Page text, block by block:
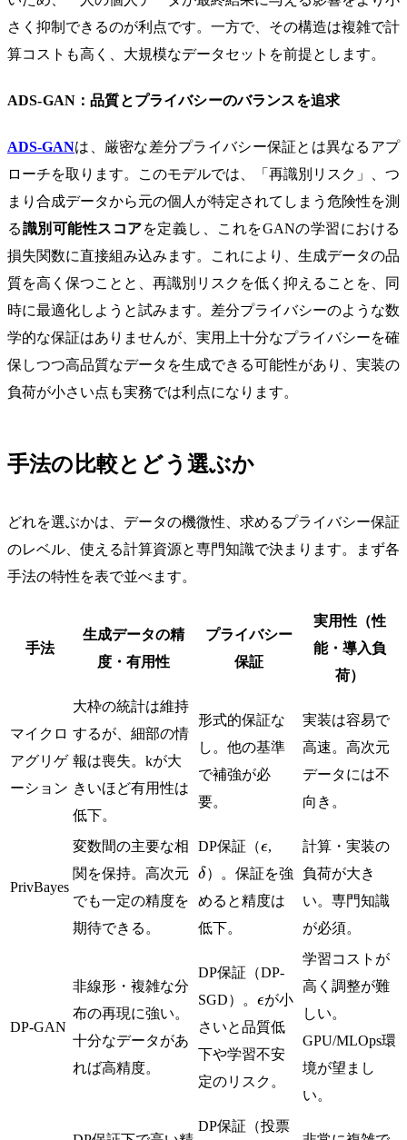
さく抑制できるのが利点です。一方で、その構造は複雑で計
算コストも高く、大規模なデータセットを前提とします。
ADS-GAN：品質とプライバシーのバランスを追求
ADS-GANは、厳密な差分プライバシー保証とは異なるアプ
ローチを取ります。このモデルでは、「再識別リスク」、つ
まり合成データから元の個人が特定されてしまう危険性を測
る識別可能性スコアを定義し、これをGANの学習における
損失関数に直接組み込みます。これにより、生成データの品
質を高く保つことと、再識別リスクを低く抑えることを、同
時に最適化しようと試みます。差分プライバシーのような数
学的な保証はありませんが、実用上十分なプライバシーを確
保しつつ高品質なデータを生成できる可能性があり、実装の
負荷が小さい点も実務では利点になります。
手法の比較とどう選ぶか
どれを選ぶかは、データの機微性、求めるプライバシー保証
のレベル、使える計算資源と専門知識で決まります。まず各
手法の特性を表で並べます。
手法
生成データの精
度・有用性
プライバシー
保証
実用性（性
能・導入負
荷）
マイクロ
アグリゲ
ーション
大枠の統計は維持
するが、細部の情
報は喪失。kが大
きいほど有用性は
低下。
形式的保証な
し。他の基準
で補強が必
要。
実装は容易で
高速。高次元
データには不
向き。
PrivBayes
変数間の主要な相
関を保持。高次元
でも一定の精度を
期待できる。
DP保証（\epsilon
ϵ, \delta
δ）。保証を強
めると精度は
低下。
計算・実装の
負荷が大き
い。専門知識
が必須。
DP-GAN
非線形・複雑な分
布の再現に強い。
十分なデータがあ
れば高精度。
DP保証（DP-
SGD）。 \epsilon
ϵが小
さいと品質低
下や学習不安
定のリスク。
学習コストが
高く調整が難
しい。
GPU/MLOps環
境が望まし
い。
DP保証（投票